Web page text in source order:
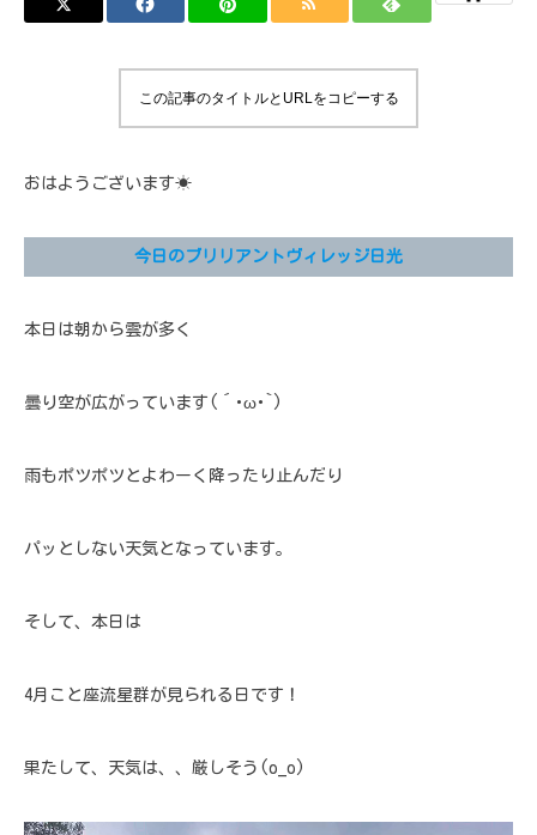
この記事のタイトルとURLをコピーする
おはようございます☀
今日のブリリアントヴィレッジ日光
本日は朝から雲が多く
曇り空が広がっています(´･ω･`)
雨もポツポツとよわーく降ったり止んだり
パッとしない天気となっています。
そして、本日は
4月こと座流星群が見られる日です！
果たして、天気は、、厳しそう(o_o)